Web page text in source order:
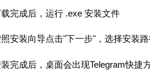
完成后，运行 .exe 安装文件
安装向导点击"下一步"，选择安装
完成后，桌面会出现Telegram快捷